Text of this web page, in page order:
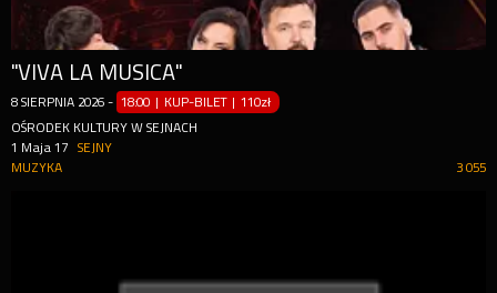
"VIVA LA MUSICA"
8 SIERPNIA 2026 - 18:00 | KUP-BILET |110zł
OŚRODEK KULTURY W SEJNACH
1 Maja 17
SEJNY
3 055
MUZYKA